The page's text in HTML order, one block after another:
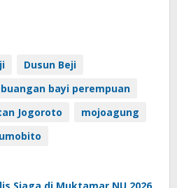
Dusun Beji
bayi perempuan
Jogoroto
mojoagung